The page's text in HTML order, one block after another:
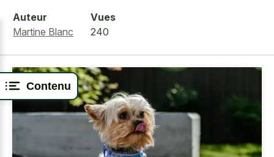
Contenu
Auteur
Martine Blanc
Vues
240